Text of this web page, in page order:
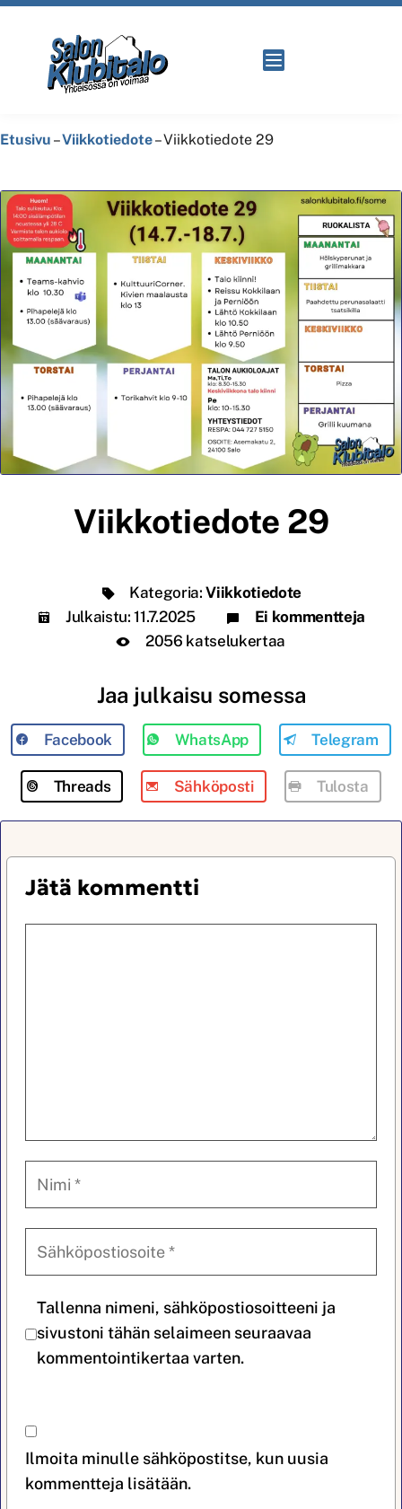
Etusivu –Viikkotiedote–Viikkotiedote 29
Viikkotiedote 29
Kategoria: Viikkotiedote
Julkaistu: 11.7.2025
Ei kommentteja
2056 katselukertaa
Jaa julkaisu somessa
Facebook WhatsApp Telegram
Threads Sähköposti Tulosta
Jätä kommentti
Tallenna nimeni, sähköpostiosoitteeni ja
sivustoni tähän selaimeen seuraavaa
kommentointikertaa varten.
Ilmoita minulle sähköpostitse, kun uusia
kommentteja lisätään.